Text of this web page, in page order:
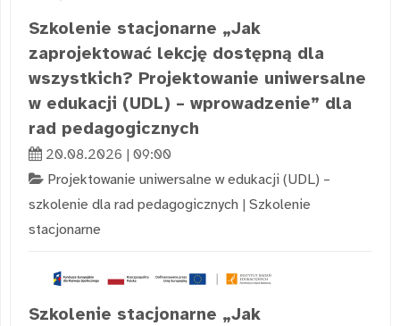
Szkolenie stacjonarne „Jak
zaprojektować lekcję dostępną dla
wszystkich? Projektowanie uniwersalne
w edukacji (UDL) – wprowadzenie” dla
rad pedagogicznych
20.08.2026 | 09:00
Projektowanie uniwersalne w edukacji (UDL) –
szkolenie dla rad pedagogicznych | Szkolenie
stacjonarne
Szkolenie stacjonarne „Jak